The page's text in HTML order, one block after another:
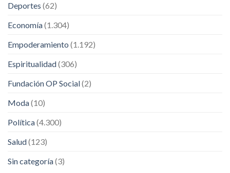
Deportes (62)
Economía(1.304)
Empoderamiento (1.192)
Espiritualidad(306)
Fundación OP Social(2)
Moda(10)
Política(4.300)
Salud(123)
Sin categoría(3)